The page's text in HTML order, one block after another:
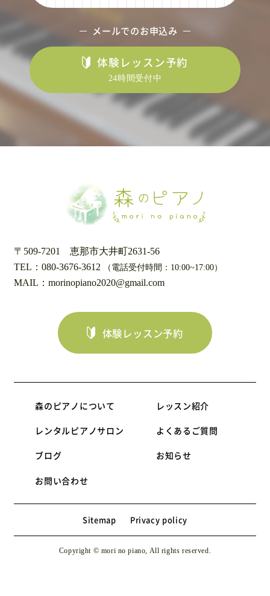
メールでのお申込み
体験レッスン予約
24時間受付中
〒509-7201恵那市大井町2631-56
TEL：080-3676-3612
（電話受付時間：10:00~17:00）
MAIL：morinopiano2020@gmail.com
体験レッスン予約
森のピアノについて レッスン紹介
レンタルピアノサロン よくあるご質問
ブログ お知らせ
お問い合わせ
Sitemap Privacy policy
Copyright © mori no piano, All rights reserved.